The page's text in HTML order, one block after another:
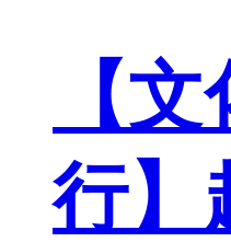
【
行】